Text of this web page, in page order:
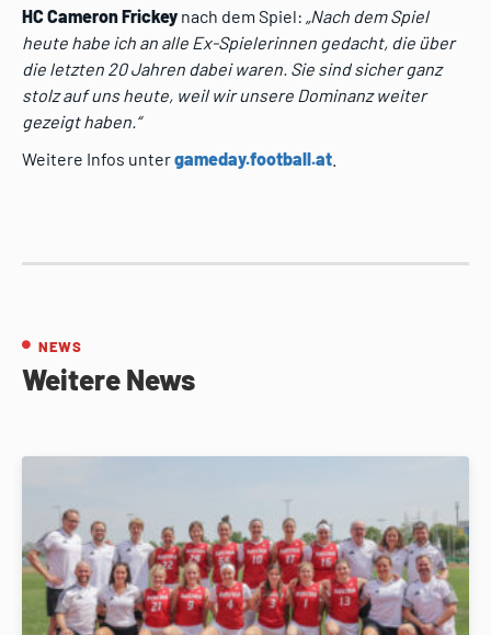
HC Cameron Frickey nach dem Spiel: „Nach dem Spiel
heute habe ich an alle Ex-Spielerinnen gedacht, die über
die letzten 20 Jahren dabei waren. Sie sind sicher ganz
stolz auf uns heute, weil wir unsere Dominanz weiter
gezeigt haben.“
Weitere Infos untergameday.football.at
NEWS
Weitere News